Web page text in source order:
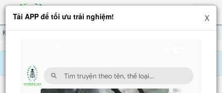
Hiện
menu
Kiếm Đạo Đệ Nhất Tiên Chương 223
Tải APP để tối ưu trải nghiệm! X